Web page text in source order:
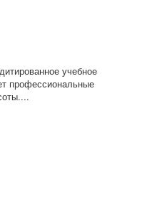
учебное
профессиональные